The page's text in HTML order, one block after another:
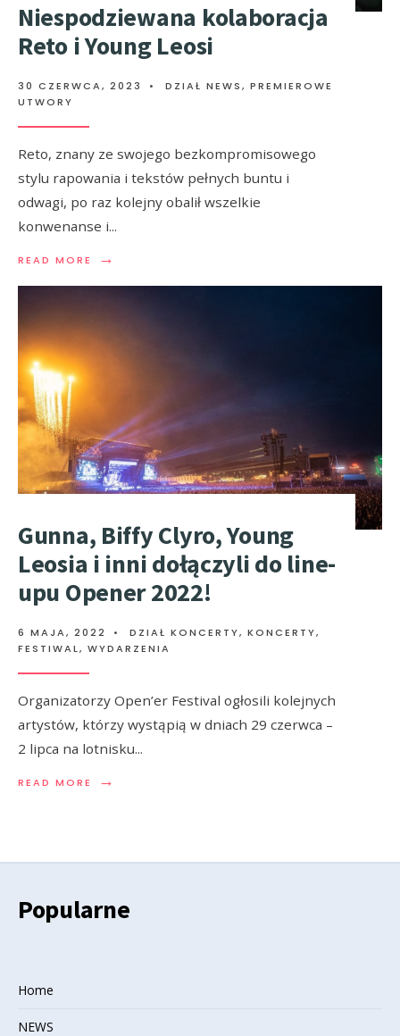
Niespodziewana kolaboracja
Reto i Young Leosi
30 CZERWCA, 2023 • DZIAŁ NEWS, PREMIEROWE
UTWORY
Reto, znany ze swojego bezkompromisowego
stylu rapowania i tekstów pełnych buntu i
odwagi, po raz kolejny obalił wszelkie
konwenanse i...
READ MORE →
Gunna, Biffy Clyro, Young
Leosia i inni dołączyli do line-
upu Opener 2022!
6 MAJA, 2022 • DZIAŁ KONCERTY, KONCERTY,
FESTIWAL, WYDARZENIA
Organizatorzy Open’er Festival ogłosili kolejnych
artystów, którzy wystąpią w dniach 29 czerwca –
2 lipca na lotnisku...
READ MORE →
Popularne
Home
NEWS